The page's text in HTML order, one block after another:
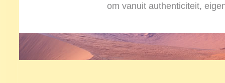
om vanuit authenticiteit,